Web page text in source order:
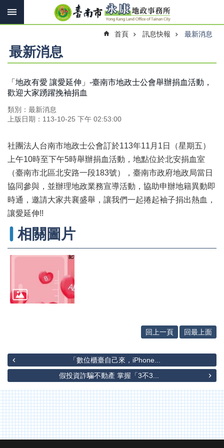
跳到主要內容區塊
搜
搜
尋
訊
息
快
報
機
關
簡
介
線
上
申
辦
查
詢
民
服
流
載
專
區
主
題
首頁 訊息快報 最新消息
最新消息
「地政有愛 讓愛延伸」-臺南市地政士公會舉辦捐血活動，
歡迎大家踴躍挽袖捐血
類別：最新消息
上版日期：113-10-25 下午 02:53:00
社團法人台南市地政士公會訂於113年11月1日（星期五）
上午10時至下午5時舉辦捐血活動，地點位於北安捐血室
（臺南市北區北安路一段183號），臺南市政府地政局當日
協同參與，並辦理地政業務宣導活動，協助申辦地籍異動即
時通，邀請大家共襄盛舉，讓我們一起捲起袖子捐出熱血，
讓愛延伸!!
相關圖片
回上一頁 回最上面
「數位櫃臺自己來，iPhone...
假投資詐騙不動產 掌握「3不3...